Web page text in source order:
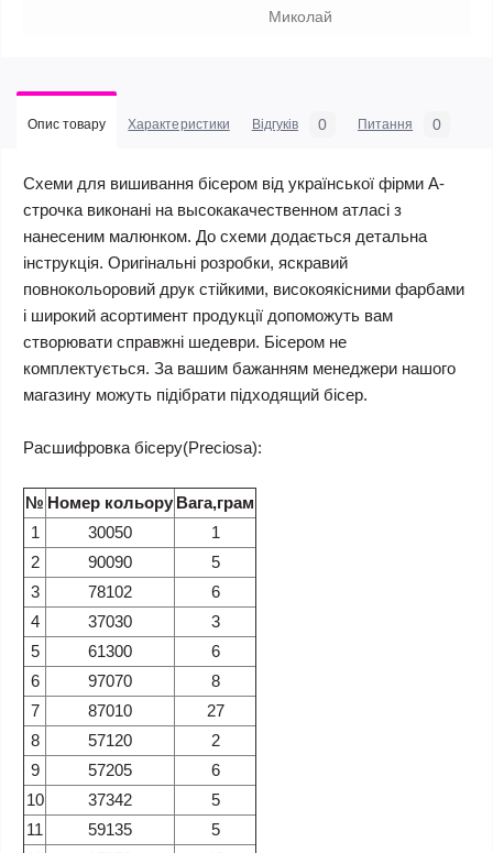
Миколай
Опис товару Характеристики Відгуків 0 Питання 0
Схеми для вишивання бісером від української фірми А-
строчка виконані на высокакачественном атласі з
нанесеним малюнком. До схеми додається детальна
інструкція. Оригінальні розробки, яскравий
повнокольоровий друк стійкими, високоякісними фарбами
і широкий асортимент продукції допоможуть вам
створювати справжні шедеври. Бісером не
комплектується. За вашим бажанням менеджери нашого
магазину можуть підібрати підходящий бісер.
Расшифровка бісеру(Preciosa):
№ Номер кольору Вага,грам
1
30050
1
2
90090
5
3
78102
6
4
37030
3
5
61300
6
6
97070
8
7
87010
27
8
57120
2
9
57205
6
10
37342
5
11
59135
5